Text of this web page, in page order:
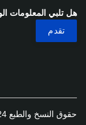
هل تلبي المعلومات
تنصل
سياسة الخصوصية
حقوق النسخ والطبع 2024 مفتي الولايات الفدرالية الماليزية